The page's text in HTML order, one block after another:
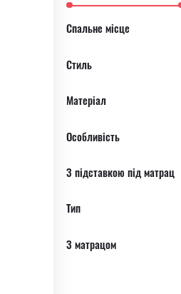
Спальне місце
Стиль
Матеріал
Особливість
З підставкою під матрац
Тип
З матрацом